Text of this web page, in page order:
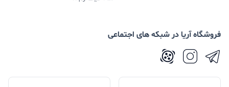
فروشگاه آریا در شبکه های اجتماعی